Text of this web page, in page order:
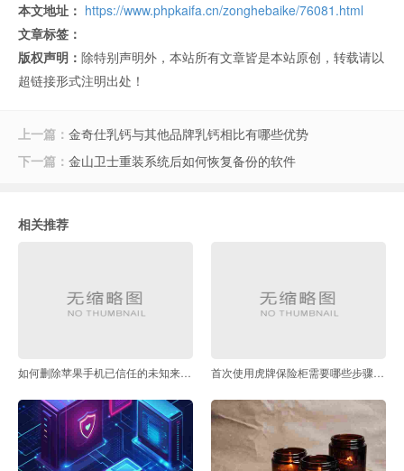
本文地址： https://www.phpkaifa.cn/zonghebaike/76081.html
文章标签：
版权声明： 除特别声明外，本站所有文章皆是本站原创，转载请以
超链接形式注明出处！
上一篇： 金奇仕乳钙与其他品牌乳钙相比有哪些优势
下一篇： 金山卫士重装系统后如何恢复备份的软件
相关推荐
如何删除苹果手机已信任的未知来源应用 首次使用虎牌保险柜需要哪些步骤激活